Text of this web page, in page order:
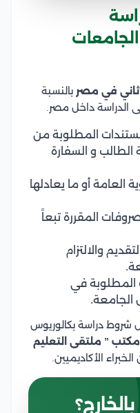
ثاني في مصر بالنسبة
الدراسة داخل مصر.
المطلوبة من
الطالب و السفارة
العامة أو ما يعادلها
المقررة تبعاً
والالتزام
المطلوبة في
الجامعة.
شروط دراسة بكالوريوس
مكتب ” ملتقى التعليم
الأكاديميين.